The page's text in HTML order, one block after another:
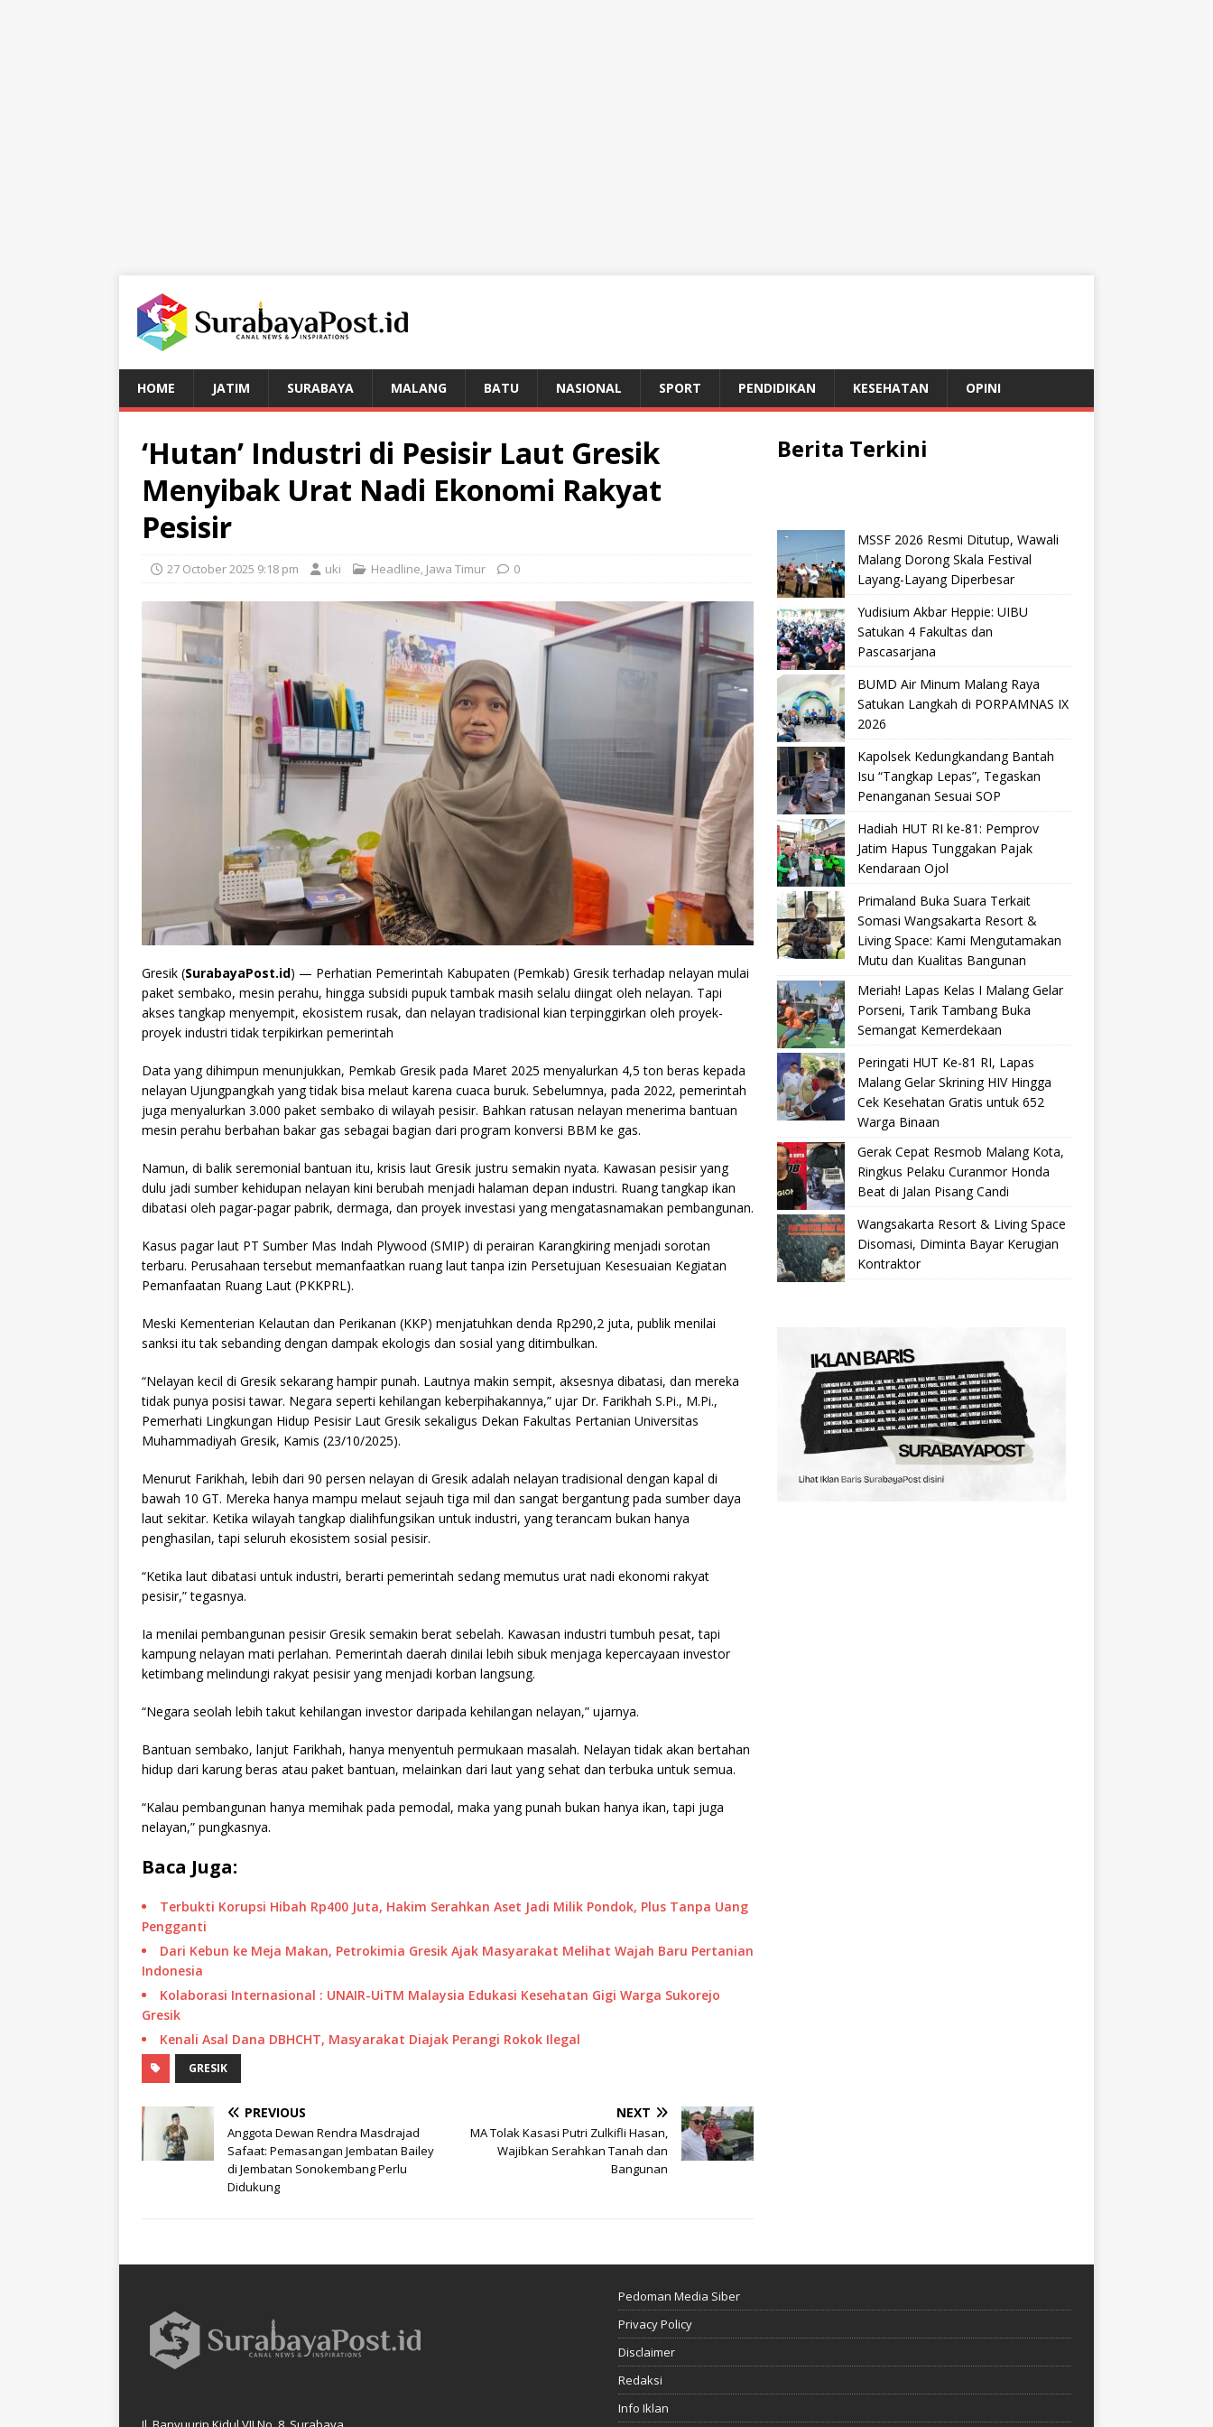
HOME JATIM SURABAYA MALANG BATU NASIONAL SPORT PENDIDIKAN KESEHATAN OPINI
‘Hutan’ Industri di Pesisir Laut Gresik
Menyibak Urat Nadi Ekonomi Rakyat
Pesisir
27 October 2025 9:18 pm uki Headline, Jawa Timur 0
Gresik (SurabayaPost.id) — Perhatian Pemerintah Kabupaten (Pemkab) Gresik terhadap nelayan mulai
paket sembako, mesin perahu, hingga subsidi pupuk tambak masih selalu diingat oleh nelayan. Tapi
akses tangkap menyempit, ekosistem rusak, dan nelayan tradisional kian terpinggirkan oleh proyek-
proyek industri tidak terpikirkan pemerintah
Data yang dihimpun menunjukkan, Pemkab Gresik pada Maret 2025 menyalurkan 4,5 ton beras kepada
nelayan Ujungpangkah yang tidak bisa melaut karena cuaca buruk. Sebelumnya, pada 2022, pemerintah
juga menyalurkan 3.000 paket sembako di wilayah pesisir. Bahkan ratusan nelayan menerima bantuan
mesin perahu berbahan bakar gas sebagai bagian dari program konversi BBM ke gas.
Namun, di balik seremonial bantuan itu, krisis laut Gresik justru semakin nyata. Kawasan pesisir yang
dulu jadi sumber kehidupan nelayan kini berubah menjadi halaman depan industri. Ruang tangkap ikan
dibatasi oleh pagar-pagar pabrik, dermaga, dan proyek investasi yang mengatasnamakan pembangunan.
Kasus pagar laut PT Sumber Mas Indah Plywood (SMIP) di perairan Karangkiring menjadi sorotan
terbaru. Perusahaan tersebut memanfaatkan ruang laut tanpa izin Persetujuan Kesesuaian Kegiatan
Pemanfaatan Ruang Laut (PKKPRL).
Meski Kementerian Kelautan dan Perikanan (KKP) menjatuhkan denda Rp290,2 juta, publik menilai
sanksi itu tak sebanding dengan dampak ekologis dan sosial yang ditimbulkan.
“Nelayan kecil di Gresik sekarang hampir punah. Lautnya makin sempit, aksesnya dibatasi, dan mereka
tidak punya posisi tawar. Negara seperti kehilangan keberpihakannya,” ujar Dr. Farikhah S.Pi., M.Pi.,
Pemerhati Lingkungan Hidup Pesisir Laut Gresik sekaligus Dekan Fakultas Pertanian Universitas
Muhammadiyah Gresik, Kamis (23/10/2025).
Menurut Farikhah, lebih dari 90 persen nelayan di Gresik adalah nelayan tradisional dengan kapal di
bawah 10 GT. Mereka hanya mampu melaut sejauh tiga mil dan sangat bergantung pada sumber daya
laut sekitar. Ketika wilayah tangkap dialihfungsikan untuk industri, yang terancam bukan hanya
penghasilan, tapi seluruh ekosistem sosial pesisir.
“Ketika laut dibatasi untuk industri, berarti pemerintah sedang memutus urat nadi ekonomi rakyat
pesisir,” tegasnya.
Ia menilai pembangunan pesisir Gresik semakin berat sebelah. Kawasan industri tumbuh pesat, tapi
kampung nelayan mati perlahan. Pemerintah daerah dinilai lebih sibuk menjaga kepercayaan investor
ketimbang melindungi rakyat pesisir yang menjadi korban langsung.
“Negara seolah lebih takut kehilangan investor daripada kehilangan nelayan,” ujarnya.
Bantuan sembako, lanjut Farikhah, hanya menyentuh permukaan masalah. Nelayan tidak akan bertahan
hidup dari karung beras atau paket bantuan, melainkan dari laut yang sehat dan terbuka untuk semua.
“Kalau pembangunan hanya memihak pada pemodal, maka yang punah bukan hanya ikan, tapi juga
nelayan,” pungkasnya.
Baca Juga:
Terbukti Korupsi Hibah Rp400 Juta, Hakim Serahkan Aset Jadi Milik Pondok, Plus Tanpa Uang
Pengganti
Dari Kebun ke Meja Makan, Petrokimia Gresik Ajak Masyarakat Melihat Wajah Baru Pertanian
Indonesia
Kolaborasi Internasional : UNAIR-UiTM Malaysia Edukasi Kesehatan Gigi Warga Sukorejo
Gresik
Kenali Asal Dana DBHCHT, Masyarakat Diajak Perangi Rokok Ilegal
GRESIK
PREVIOUS
Anggota Dewan Rendra Masdrajad
Safaat: Pemasangan Jembatan Bailey
di Jembatan Sonokembang Perlu
Didukung
NEXT
MA Tolak Kasasi Putri Zulkifli Hasan,
Wajibkan Serahkan Tanah dan
Bangunan
Berita Terkini
MSSF 2026 Resmi Ditutup, Wawali
Malang Dorong Skala Festival
Layang-Layang Diperbesar
Yudisium Akbar Heppie: UIBU
Satukan 4 Fakultas dan
Pascasarjana
BUMD Air Minum Malang Raya
Satukan Langkah di PORPAMNAS IX
2026
Kapolsek Kedungkandang Bantah
Isu “Tangkap Lepas”, Tegaskan
Penanganan Sesuai SOP
Hadiah HUT RI ke-81: Pemprov
Jatim Hapus Tunggakan Pajak
Kendaraan Ojol
Primaland Buka Suara Terkait
Somasi Wangsakarta Resort &
Living Space: Kami Mengutamakan
Mutu dan Kualitas Bangunan
Meriah! Lapas Kelas I Malang Gelar
Porseni, Tarik Tambang Buka
Semangat Kemerdekaan
Peringati HUT Ke-81 RI, Lapas
Malang Gelar Skrining HIV Hingga
Cek Kesehatan Gratis untuk 652
Warga Binaan
Gerak Cepat Resmob Malang Kota,
Ringkus Pelaku Curanmor Honda
Beat di Jalan Pisang Candi
Wangsakarta Resort & Living Space
Disomasi, Diminta Bayar Kerugian
Kontraktor
Pedoman Media Siber
Privacy Policy
Disclaimer
Redaksi
Info Iklan